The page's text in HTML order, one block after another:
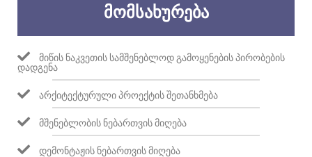
ᲛᲝᲛᲡᲐᲮᲣᲠᲔᲑᲐ
ᲛᲘᲬᲘᲡ ᲜᲐᲙᲕᲔᲗᲘᲡ ᲡᲐᲛᲨᲔᲜᲔᲑᲚᲝᲓ ᲒᲐᲛᲝᲧᲔᲜᲔᲑᲘᲡ ᲞᲘᲠᲝᲑᲔᲑᲘᲡ
ᲓᲐᲓᲒᲔᲜᲐ
ᲐᲠᲥᲘᲢᲔᲥᲢᲣᲠᲣᲚᲘ ᲞᲠᲝᲔᲥᲢᲘᲡ ᲨᲔᲗᲐᲜᲮᲛᲔᲑᲐ
ᲛᲨᲔᲜᲔᲑᲚᲝᲑᲘᲡ ᲜᲔᲑᲐᲠᲗᲕᲘᲡ ᲛᲘᲦᲔᲑᲐ
ᲓᲔᲛᲝᲜᲢᲐᲟᲘᲡ ᲜᲔᲑᲐᲠᲗᲕᲘᲡ ᲛᲘᲦᲔᲑᲐ